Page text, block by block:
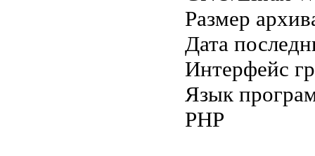
Размер
Дата
Интерфейс
Язык
PHP